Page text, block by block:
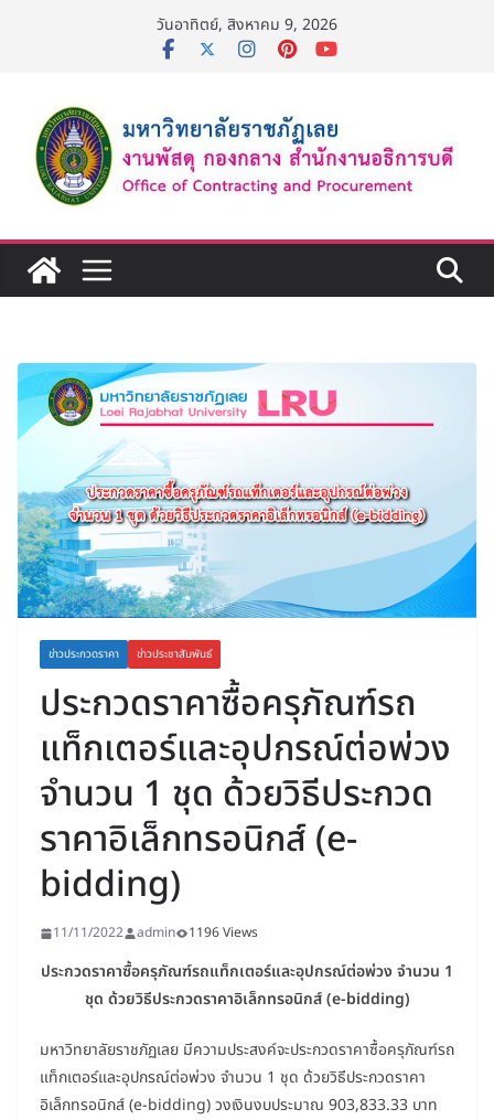
วันอาทิตย์, สิงหาคม 9, 2026
ข่าวประกวดราคา ข่าวประชาสัมพันธ์
ประกวดราคาซื้อครุภัณฑ์รถ
แท็กเตอร์และอุปกรณ์ต่อพ่วง
จำนวน 1 ชุด ด้วยวิธีประกวด
ราคาอิเล็กทรอนิกส์ (e-
bidding)
11/11/2022 admin 1196 Views
ประกวดราคาซื้อครุภัณฑ์รถแท็กเตอร์และอุปกรณ์ต่อพ่วง จำนวน 1
ชุด ด้วยวิธีประกวดราคาอิเล็กทรอนิกส์ (e-bidding)
มหาวิทยาลัยราชภัฏเลย มีความประสงค์จะประกวดราคาซื้อครุภัณฑ์รถ
แท็กเตอร์และอุปกรณ์ต่อพ่วง จำนวน 1 ชุด ด้วยวิธีประกวดราคา
อิเล็กทรอนิกส์ (e-bidding) วงเงินงบประมาณ 903,833.33 บาท